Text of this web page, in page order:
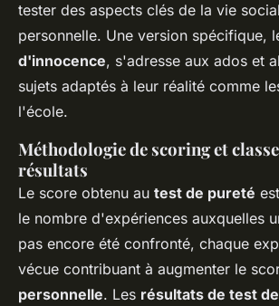
tester des aspects clés de la vie
personnelle. Une version spécifique,
d'innocence, s'adresse aux ados et
sujets adaptés à leur réalité comme
l'école.
Méthodologie de scoring et
résultats
Le score obtenu au test de pureté
le nombre d'expériences auxquelles
pas encore été confronté, chaque
vécue contribuant à augmenter le
personnelle. Les résultats de test